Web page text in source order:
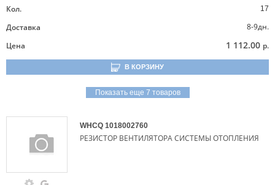
Кол.
17
Доставка
8-9дн.
Цена
1 112.00 р.
В КОРЗИНУ
Показать еще 7 товаров
WHCQ 1018002760
РЕЗИСТОР ВЕНТИЛЯТОРА СИСТЕМЫ ОТОПЛЕНИЯ